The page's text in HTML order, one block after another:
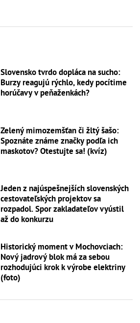
Slovensko tvrdo dopláca na sucho:
Burzy reagujú rýchlo, kedy pocítime
horúčavy v peňaženkách?
Zelený mimozemšťan či žltý šašo:
Spoznáte známe značky podľa ich
maskotov? Otestujte sa! (kvíz)
Jeden z najúspešnejších slovenských
cestovateľských projektov sa
rozpadol. Spor zakladateľov vyústil
až do konkurzu
Historický moment v Mochovciach:
Nový jadrový blok má za sebou
rozhodujúci krok k výrobe elektriny
(foto)